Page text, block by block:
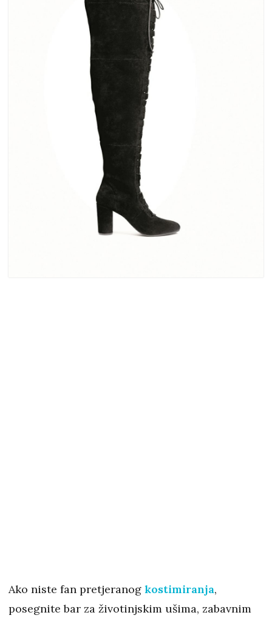
Ako niste fan pretjeranog kostimiranja,
posegnite bar za životinjskim ušima, zabavnim